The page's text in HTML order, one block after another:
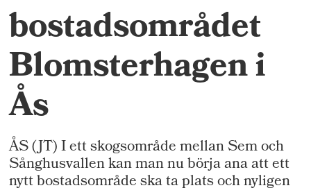
bostadsområdet
Blomsterhagen i
Ås
ÅS (JT) I ett skogsområde mellan Sem och
Sånghusvallen kan man nu börja ana att ett
nytt bostadsområde ska ta plats och nyligen